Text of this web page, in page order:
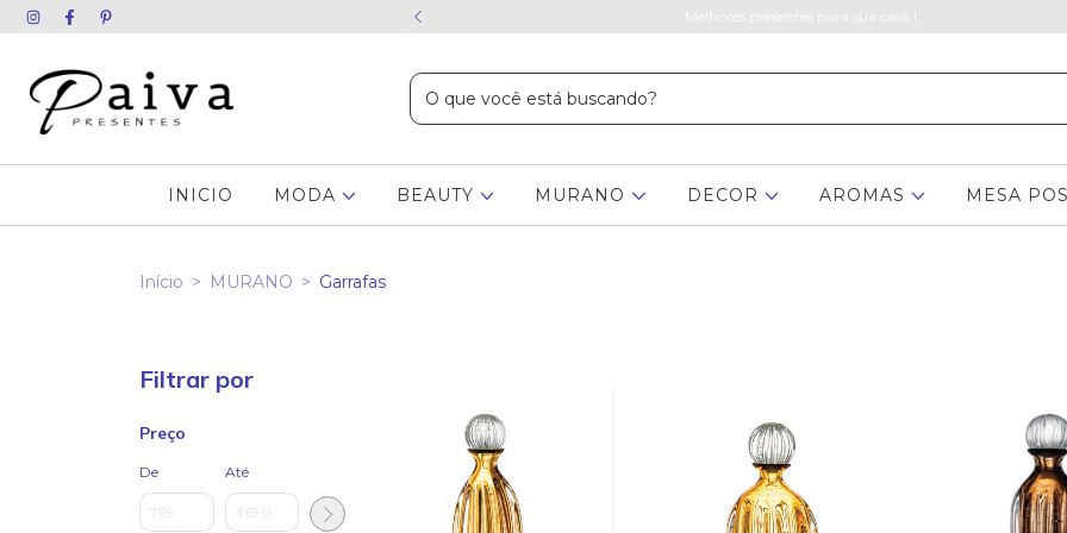
chame no WhatsApp Melhores presentes para sua casa !
INICIO MODA BEAUTY MURANO DECOR AROMAS MESA
Início > MURANO > Garrafas
Filtrar por
Preço
De Até